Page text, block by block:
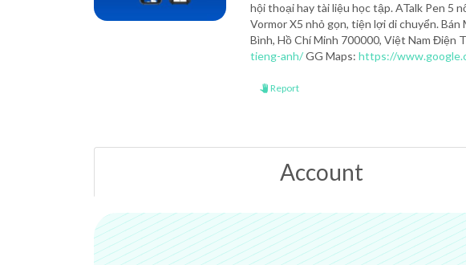
hội thoại hay tài liệu học tập. ATalk Pen 5
Vormor X5 nhỏ gọn, tiện lợi di chuyển.
Bình, Hồ Chí Minh 700000, Việt Nam Điện
tieng-anh/GG Maps: https://
Report
Account